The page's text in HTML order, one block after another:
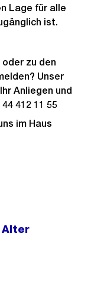
Lage für alle
ist.
oder zu den
Unser
Anliegen und
412 11 55
im Haus
Alter